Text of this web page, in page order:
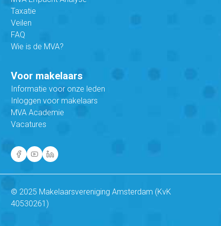
Taxatie
Veilen
FAQ
Wie is de MVA?
Voor makelaars
Informatie voor onze leden
Inloggen voor makelaars
MVA Academie
Vacatures
© 2025 Makelaarsvereniging Amsterdam (KvK
40530261)